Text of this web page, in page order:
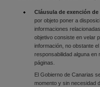
Cláusula de exención
por objeto poner a
informaciones
objetivo consiste en velar
información, no obstante
responsabilidad alguna en
páginas.
El Gobierno de Canarias
momento y sin necesidad